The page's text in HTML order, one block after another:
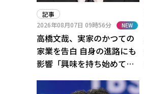
記事
2026年08月07日 09時56分 NEW
高橋文哉、実家のかつての
家業を告白 自身の進路にも
影響「興味を持ち始めて」